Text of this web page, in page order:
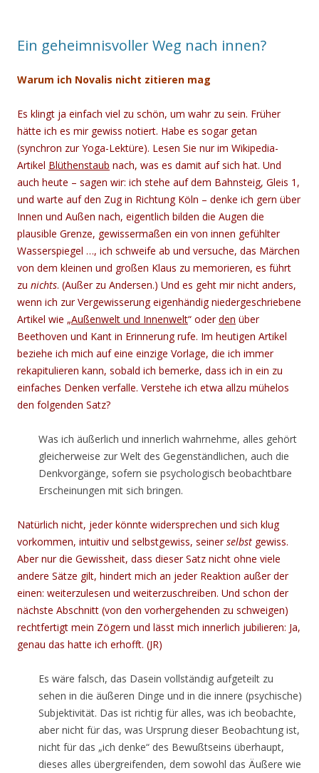
Ein geheimnisvoller Weg nach innen?
Warum ich Novalis nicht zitieren mag
Es klingt ja einfach viel zu schön, um wahr zu sein. Früher
hätte ich es mir gewiss notiert. Habe es sogar getan
(synchron zur Yoga-Lektüre). Lesen Sie nur im Wikipedia-
Artikel Blüthenstaub nach, was es damit auf sich hat. Und
auch heute – sagen wir: ich stehe auf dem Bahnsteig, Gleis 1,
und warte auf den Zug in Richtung Köln – denke ich gern über
Innen und Außen nach, eigentlich bilden die Augen die
plausible Grenze, gewissermaßen ein von innen gefühlter
Wasserspiegel …, ich schweife ab und versuche, das Märchen
von dem kleinen und großen Klaus zu memorieren, es führt
zu nichts. (Außer zu Andersen.) Und es geht mir nicht anders,
wenn ich zur Vergewisserung eigenhändig niedergeschriebene
Artikel wie „Außenwelt und Innenwelt“ oderden über
Beethoven und Kant in Erinnerung rufe. Im heutigen Artikel
beziehe ich mich auf eine einzige Vorlage, die ich immer
rekapitulieren kann, sobald ich bemerke, dass ich in ein zu
einfaches Denken verfalle. Verstehe ich etwa allzu mühelos
den folgenden Satz?
Was ich äußerlich und innerlich wahrnehme, alles gehört
gleicherweise zur Welt des Gegenständlichen, auch die
Denkvorgänge, sofern sie psychologisch beobachtbare
Erscheinungen mit sich bringen.
Natürlich nicht, jeder könnte widersprechen und sich klug
vorkommen, intuitiv und selbstgewiss, seinerselbst gewiss.
Aber nur die Gewissheit, dass dieser Satz nicht ohne viele
andere Sätze gilt, hindert mich an jeder Reaktion außer der
einen: weiterzulesen und weiterzuschreiben. Und schon der
nächste Abschnitt (von den vorhergehenden zu schweigen)
rechtfertigt mein Zögern und lässt mich innerlich jubilieren: Ja,
genau das hatte ich erhofft. (JR)
Es wäre falsch, das Dasein vollständig aufgeteilt zu
sehen in die äußeren Dinge und in die innere (psychische)
Subjektivität. Das ist richtig für alles, was ich beobachte,
aber nicht für das, was Ursprung dieser Beobachtung ist,
nicht für das „ich denke“ des Bewußtseins überhaupt,
dieses alles übergreifenden, dem sowohl das Äußere wie